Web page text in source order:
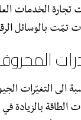
تمّت بالوسائل
الى التغيّرات